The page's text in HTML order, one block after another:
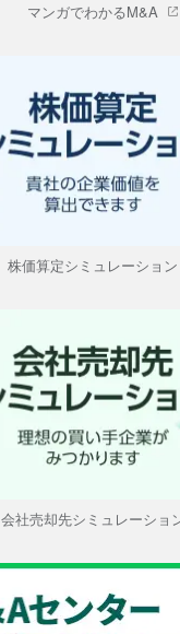
マンガでわかるM&A
株価算定シミュレーション
会社売却先シミュレーショ